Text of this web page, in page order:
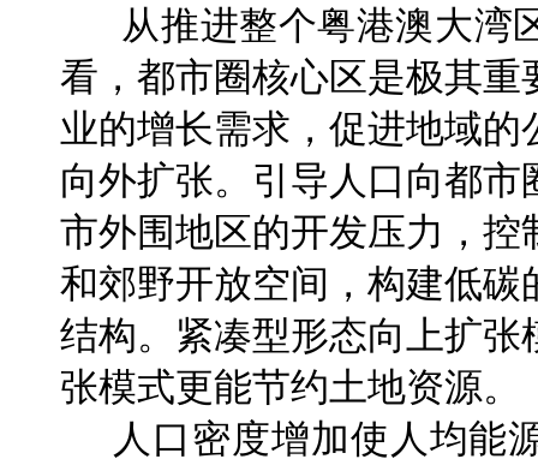
从推进整个粤港澳大湾
看，都市圈核心区是极其
业的增长需求，促进地域
向外扩张。引导人口向都
市外围地区的开发压力，
和郊野开放空间，构建低
结构。紧凑型形态向上扩
张模式更能节约土地资源。
人口密度增加使人均能